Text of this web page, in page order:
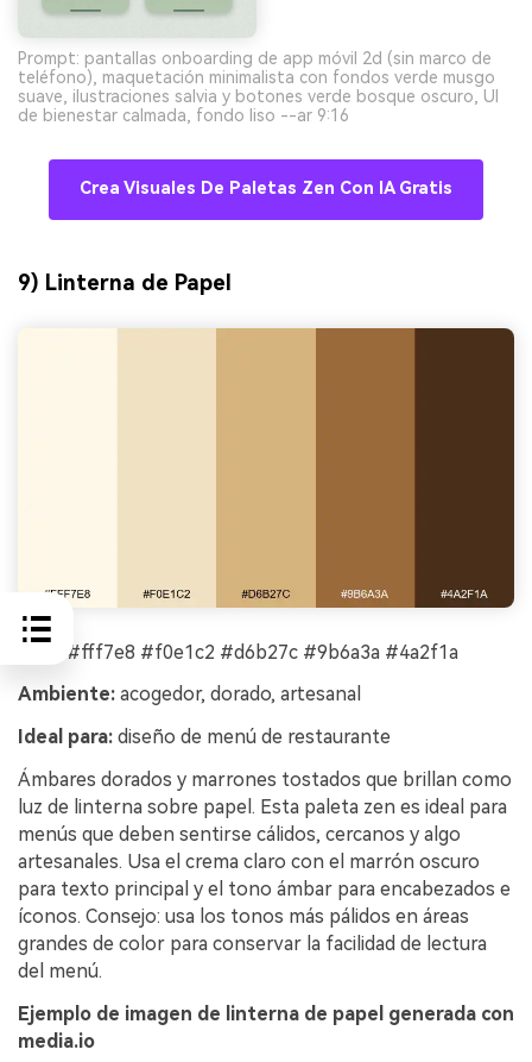
Prompt: pantallas onboarding de app móvil 2d (sin marco de
teléfono), maquetación minimalista con fondos verde musgo
suave, ilustraciones salvia y botones verde bosque oscuro, UI
de bienestar calmada, fondo liso --ar 9:16
Crea Visuales De Paletas Zen Con IA Gratis
9) Linterna de Papel
#fff7e8 #f0e1c2 #d6b27c #9b6a3a #4a2f1a
Ambiente: acogedor, dorado, artesanal
Ideal para: diseño de menú de restaurante
Ámbares dorados y marrones tostados que brillan como
luz de linterna sobre papel. Esta paleta zen es ideal para
menús que deben sentirse cálidos, cercanos y algo
artesanales. Usa el crema claro con el marrón oscuro
para texto principal y el tono ámbar para encabezados e
íconos. Consejo: usa los tonos más pálidos en áreas
grandes de color para conservar la facilidad de lectura
del menú.
Ejemplo de imagen de linterna de papel generada con
media.io